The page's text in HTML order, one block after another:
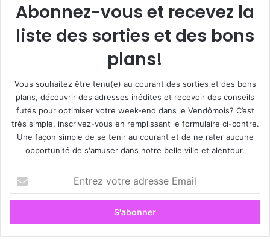
Abonnez-vous et recevez la
liste des sorties et des bons
plans!
Vous souhaitez être tenu(e) au courant des sorties et des bons
plans, découvrir des adresses inédites et recevoir des conseils
futés pour optimiser votre week-end dans le Vendômois? C’est
très simple, inscrivez-vous en remplissant le formulaire ci-contre.
Une façon simple de se tenir au courant et de ne rater aucune
opportunité de s'amuser dans notre belle ville et alentour.
t
e
z